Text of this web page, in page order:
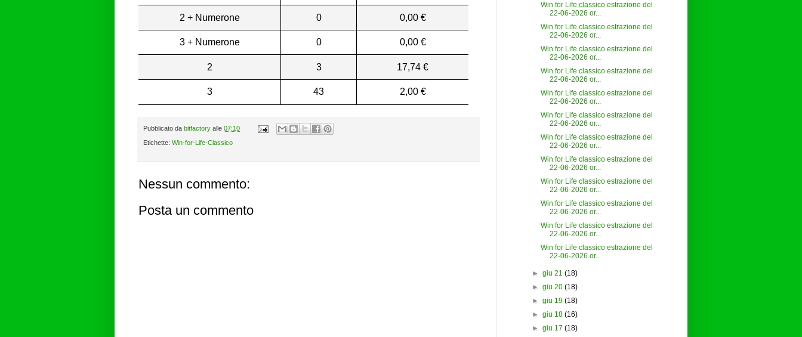
2 + Numerone 0 0,00 €
3 + Numerone 0 0,00 €
2 3 17,74 €
3 43 2,00 €
Pubblicato da bitfactory alle 07:10
Etichette: Win-for-Life-Classico
Nessun commento:
Posta un commento
Win for Life classico estrazione del
22-06-2026 or...
Win for Life classico estrazione del
22-06-2026 or...
Win for Life classico estrazione del
22-06-2026 or...
Win for Life classico estrazione del
22-06-2026 or...
Win for Life classico estrazione del
22-06-2026 or...
Win for Life classico estrazione del
22-06-2026 or...
Win for Life classico estrazione del
22-06-2026 or...
Win for Life classico estrazione del
22-06-2026 or...
Win for Life classico estrazione del
22-06-2026 or...
Win for Life classico estrazione del
22-06-2026 or...
Win for Life classico estrazione del
22-06-2026 or...
Win for Life classico estrazione del
22-06-2026 or...
► giu 21 (18)
► giu 20 (18)
► giu 19 (18)
► giu 18 (16)
► giu 17 (18)